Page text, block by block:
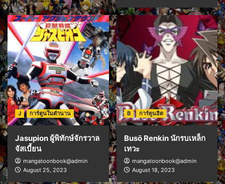
J การ์ตูนในตำนาน
Jasupion ผู้พิทักษ์จักรวาล
จัสเบี้ยน
mangatoonbook@admin
August 25, 2023
B การ์ตูนฮิต
Busō Renkin นักรบเหล็ก
เทวะ
mangatoonbook@admin
August 18, 2023